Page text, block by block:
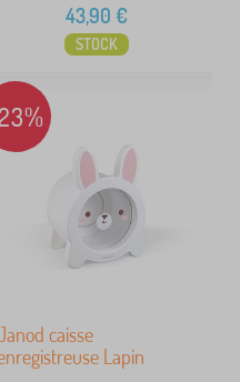
43,90 €
STOCK
caisse
Lapin